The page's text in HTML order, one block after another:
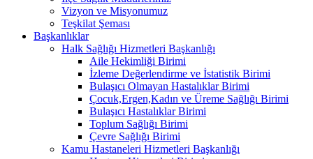
Vizyon ve Misyonumuz
Teşkilat Şeması
Başkanlıklar
Halk Sağlığı Hizmetleri Başkanlığı
Aile Hekimliği Birimi
İzleme Değerlendirme ve İstatistik Birimi
Bulaşıcı Olmayan Hastalıklar Birimi
Çocuk,Ergen,Kadın ve Üreme Sağlığı Birimi
Bulaşıcı Hastalıklar Birimi
Toplum Sağlığı Birimi
Çevre Sağlığı Birimi
Kamu Hastaneleri Hizmetleri Başkanlığı